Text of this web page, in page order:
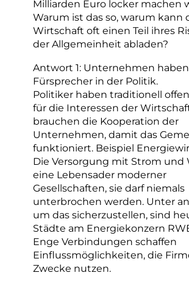
Milliarden Euro locker machen
Warum ist das so, warum kann
Wirtschaft oft einen Teil ihres
der Allgemeinheit abladen?
Antwort 1: Unternehmen
Fürsprecher in der Politik.
Politiker haben traditionell
für die Interessen der
brauchen die Kooperation der
Unternehmen, damit das
funktioniert. Beispiel
Die Versorgung mit Strom und
eine Lebensader moderner
Gesellschaften, sie darf niemals
unterbrochen werden. Unter
um das sicherzustellen, sind
Städte am Energiekonzern
Enge Verbindungen schaffen
Einflussmöglichkeiten, die
Zwecke nutzen.